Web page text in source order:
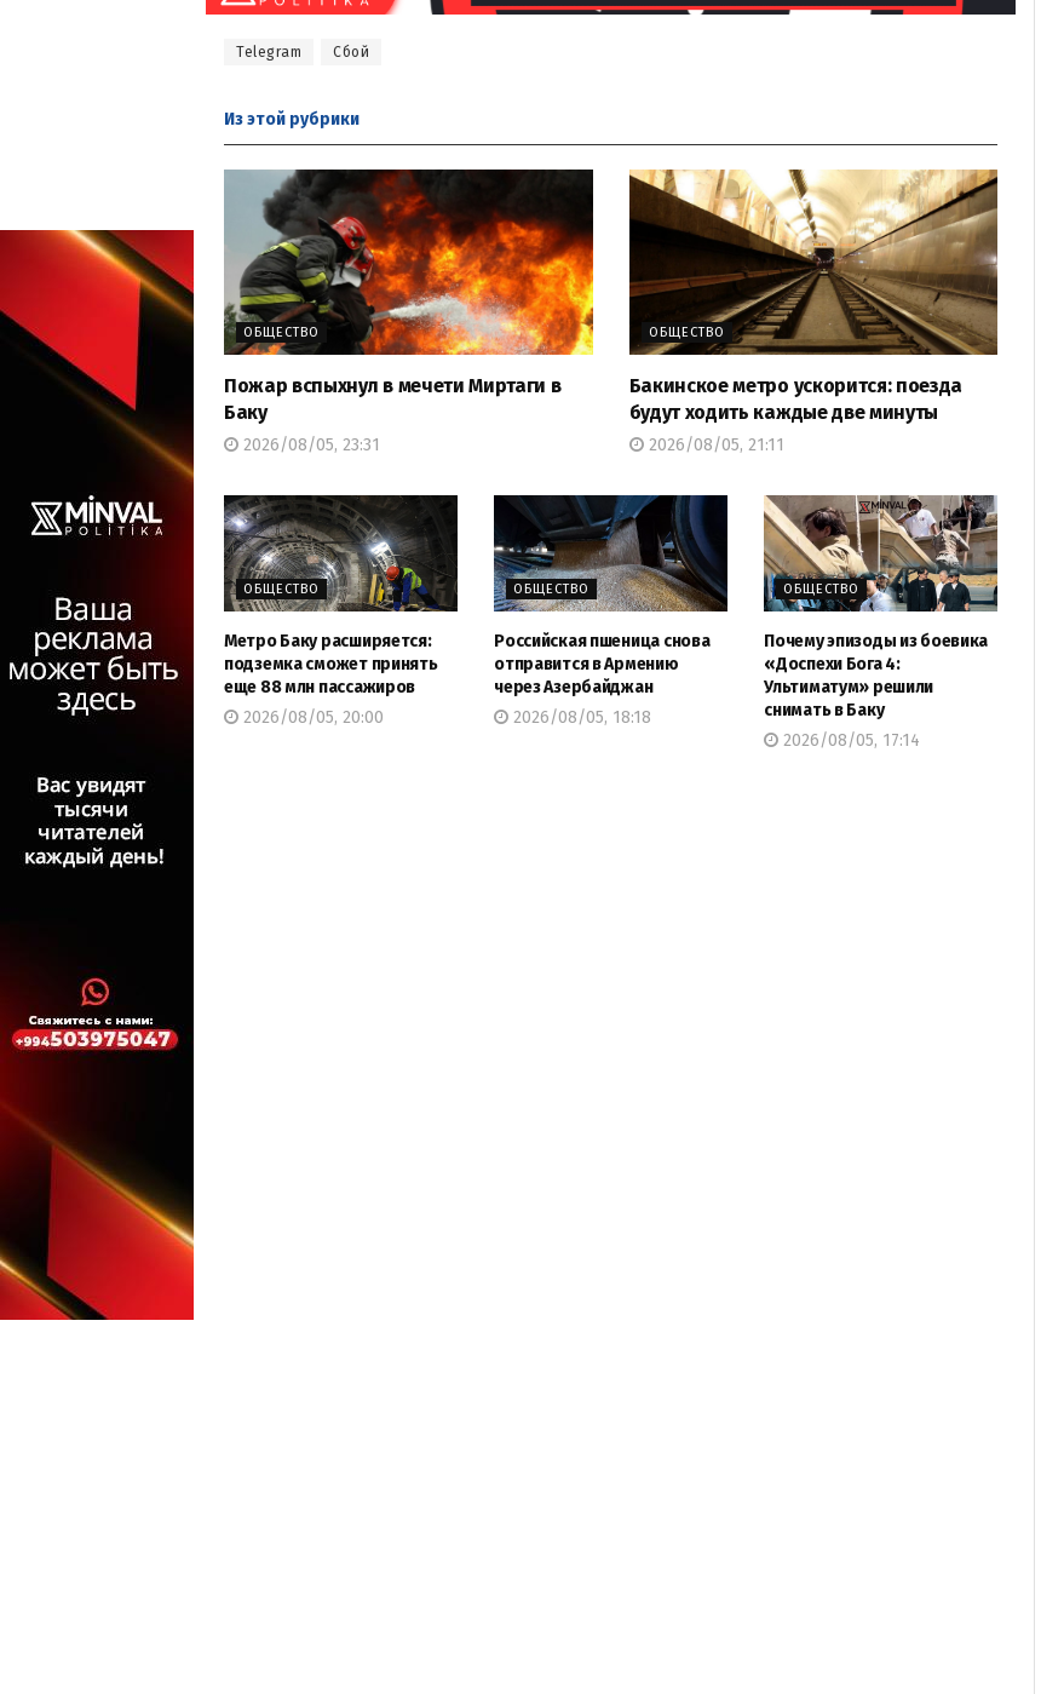
Telegram Сбой
Из этой рубрики
ОБЩЕСТВО
Пожар вспыхнул в мечети Миртаги в
Баку
2026/08/05, 23:31
ОБЩЕСТВО
Бакинское метро ускорится: поезда
будут ходить каждые две минуты
2026/08/05, 21:11
ОБЩЕСТВО
Метро Баку расширяется:
подземка сможет принять
еще 88 млн пассажиров
2026/08/05, 20:00
ОБЩЕСТВО
Российская пшеница снова
отправится в Армению
через Азербайджан
2026/08/05, 18:18
ОБЩЕСТВО
Почему эпизоды из боевика
«Доспехи Бога 4:
Ультиматум» решили
снимать в Баку
2026/08/05, 17:14